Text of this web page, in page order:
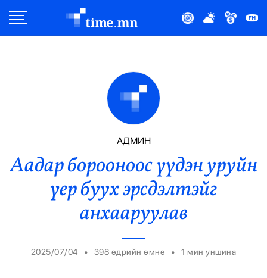
Эдийн Засаг
Нийтлэлчийн Булан
Эрүүл Мэнд
Орон Нутаг
Спорт
АДМИН
Аадар борооноос үүдэн уруйн
үер буух эрсдэлтэйг
анхааруулав
2025/07/04 • 398 өдрийн өмнө • 1 мин уншина